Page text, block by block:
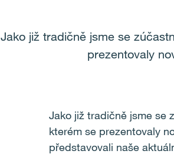
Jako již tradičně jsme se
prezentovaly
Jako již tradičně jsme se
kterém se prezentovaly
představovali naše